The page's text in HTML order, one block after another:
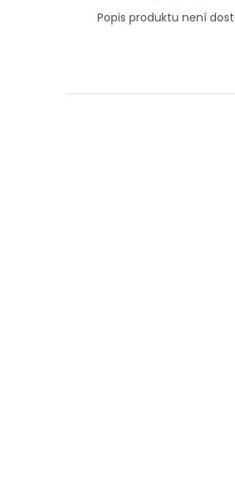
Popis produktu není